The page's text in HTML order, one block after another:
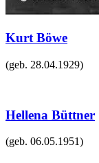
Kurt Böwe
(geb. 28.04.1929)
Hellena Büttner
(geb. 06.05.1951)